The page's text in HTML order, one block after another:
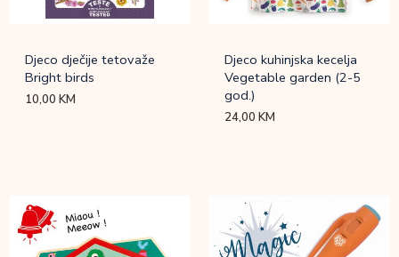
Djeco dječije tetovaže
Bright birds
10,00KM
Djeco kuhinjska kecelja
Vegetable garden (2-5
god.)
24,00KM